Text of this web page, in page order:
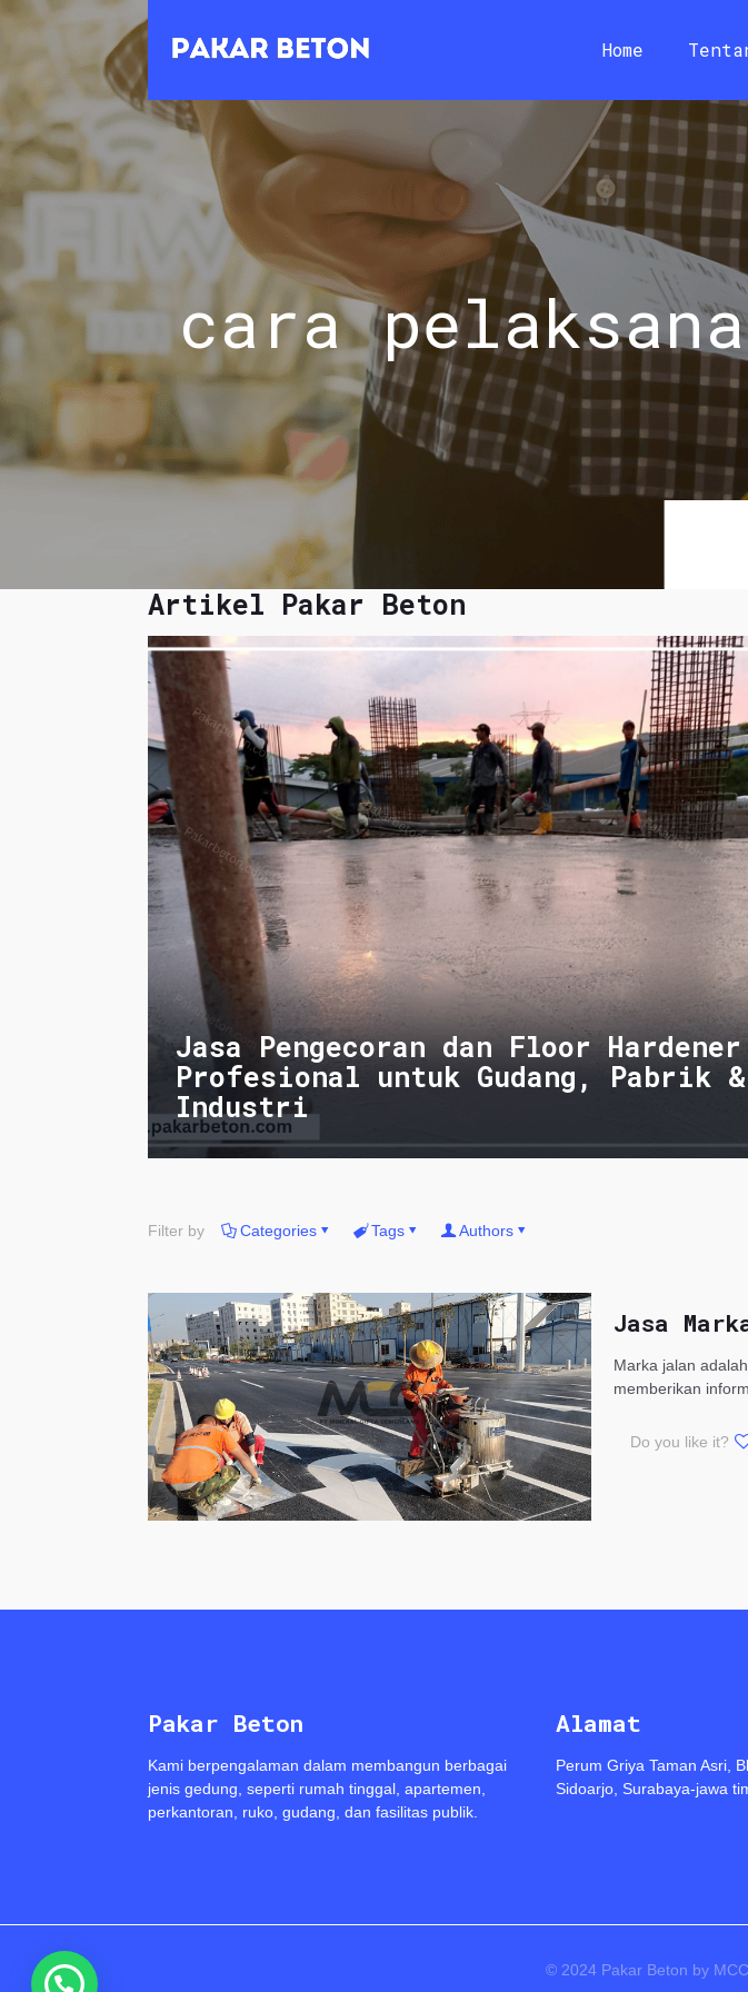
Home
cara
Artikel Pakar Beton
Jasa Pengecoran dan Floor
Profesional untuk Gudang, Pabrik
Industri
Filter by Categories Tags Authors
Jasa
Marka jalan
memberikan
Do you like it?
Pakar Beton
Kami berpengalaman dalam membangun berbagai
jenis gedung, seperti rumah tinggal, apartemen,
perkantoran, ruko, gudang, dan fasilitas publik.
Alamat
Perum Griya Taman Asri,
Sidoarjo, Surabaya-jawa
© 2024 Pakar Beton by